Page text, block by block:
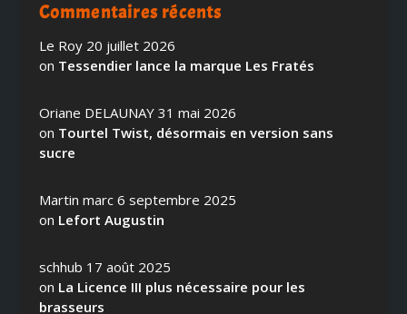
Commentaires récents
Le Roy 20 juillet 2026
on Tessendier lance la marque Les Fratés
Oriane DELAUNAY 31 mai 2026
on Tourtel Twist, désormais en version sans
sucre
Martin marc 6 septembre 2025
on Lefort Augustin
schhub 17 août 2025
on La Licence III plus nécessaire pour les
brasseurs